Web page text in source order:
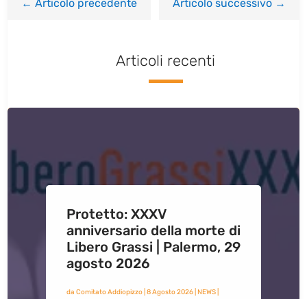
←Articolo precedente Articolo successivo→
Articoli recenti
Protetto: XXXV
anniversario della morte di
Libero Grassi | Palermo, 29
agosto 2026
da Comitato Addiopizzo| 8 Agosto 2026| NEWS|